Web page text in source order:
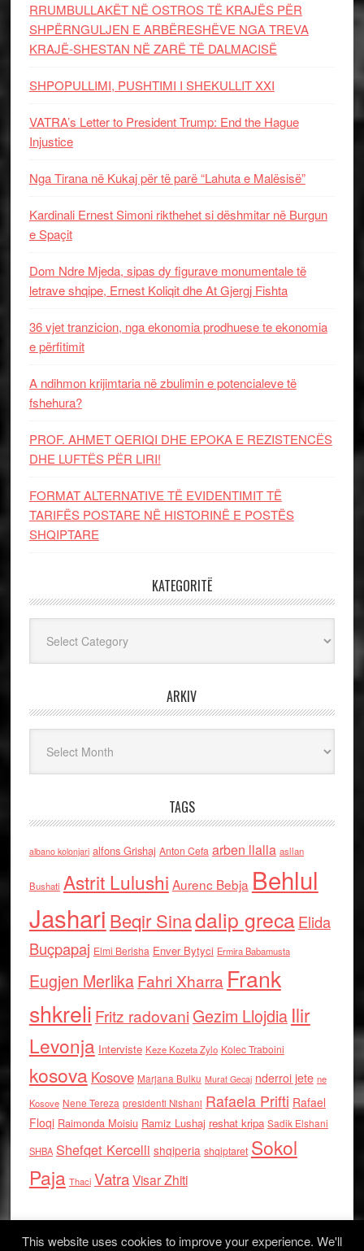
RRUMBULLAKËT NË OSTROS TË KRAJËS PËR
SHPËRNGULJEN E ARBËRESHËVE NGA TREVA
KRAJË-SHESTAN NË ZARË TË DALMACISË
SHPOPULLIMI, PUSHTIMI I SHEKULLIT XXI
VATRA’s Letter to President Trump: End the Hague
Injustice
Nga Tirana në Kukaj për të parë “Lahuta e Malësisë”
Kardinali Ernest Simoni rikthehet si dëshmitar në Burgun
e Spaçit
Dom Ndre Mjeda, sipas dy figurave monumentale të
letrave shqipe, Ernest Koliqit dhe At Gjergj Fishta
36 vjet tranzicion, nga ekonomia prodhuese te ekonomia
e përfitimit
A ndihmon krijimtaria në zbulimin e potencialeve të
fshehura?
PROF. AHMET QERIQI DHE EPOKA E REZISTENCЁS
DHE LUFTЁS PЁR LIRI!
FORMAT ALTERNATIVE TË EVIDENTIMIT TË
TARIFËS POSTARE NË HISTORINË E POSTËS
SHQIPTARE
KATEGORITË
ARKIV
TAGS
albano kolonjari alfons Grishaj Anton Cefa arben llalla asllan
Bushati Astrit Lulushi Aurenc Bebja Behlul
Jashari Beqir Sinadalip grecaElida
Buçpapaj Elmi Berisha Enver Bytyci Ermira Babamusta
Eugjen MerlikaFahri Xharra Frank
shkreli Fritz radovaniGezim Llojdia Ilir
Levonja Interviste Keze Kozeta Zylo Kolec Traboini
kosova Kosove Marjana Bulku Murat Gecaj nderroi jete ne
Kosove Nene Tereza presidenti Nishani Rafaela Prifti Rafael
Floqi Raimonda Moisiu Ramiz Lushaj reshat kripa Sadik Elshani
SHBA Shefqet Kercelli shqiperia shqiptaret Sokol
Paja Thaci VatraVisar Zhiti
This website uses cookies to improve your experience. We'll